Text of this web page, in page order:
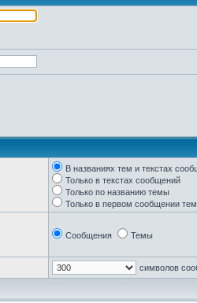
В названиях тем и текстах
Только в текстах сообщений
Только по названию темы
Только в первом сообщении
Сообщения Темы
символов